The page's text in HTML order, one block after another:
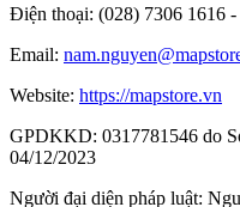
Điện thoại: (028) 7306 1616
Email:
Website: https://mapstore.vn
GPDKKD: 0317781546 do
04/12/2023
Người đại diện pháp luật: